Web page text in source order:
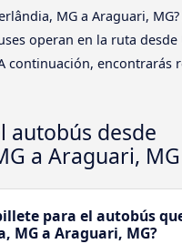
MG a Araguari, MG?
operan en la ruta
continuación, encontrarás
autobús desde
a Araguari, MG
para el autobús
MG a Araguari, MG?